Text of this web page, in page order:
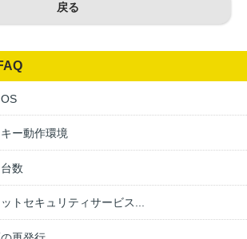
戻る
ー動作環境
数
トセキュリティサービス...